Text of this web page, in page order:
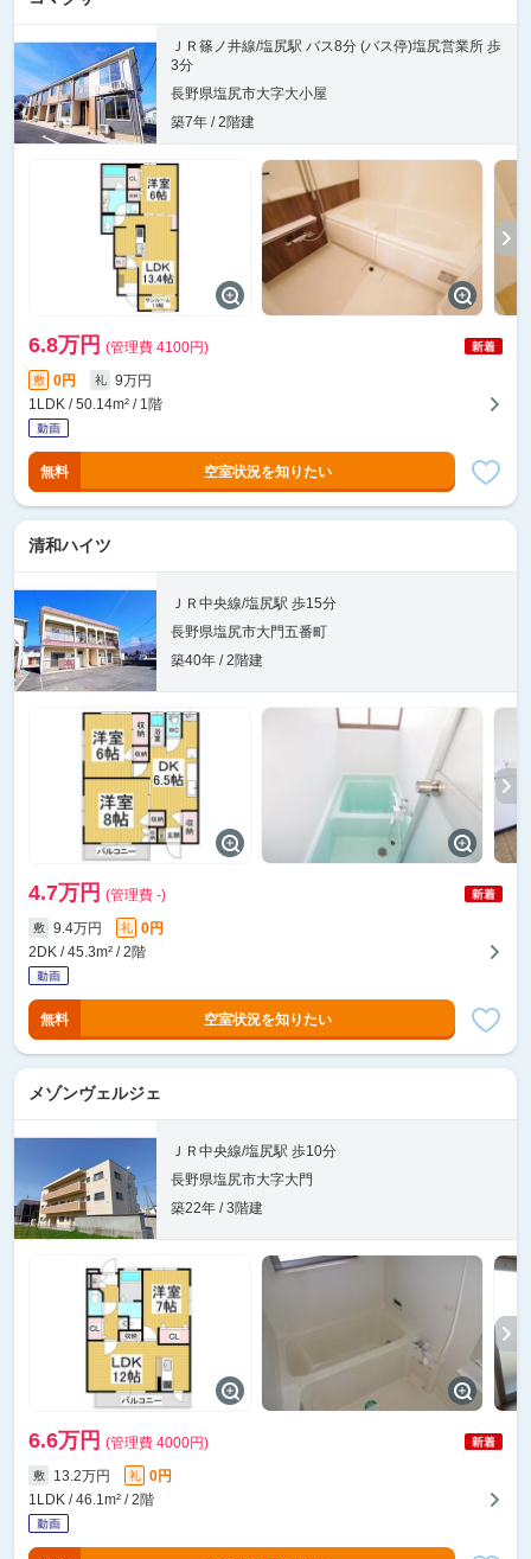
ＪＲ篠ノ井線/塩尻駅 バス8分 (バス停)塩尻営業所 歩
3分
長野県塩尻市大字大小屋
築7年 / 2階建
6.8万円 (管理費 4100円)
敷 0円 礼
9万円
1LDK / 50.14m² / 1階
無料 空室状況を知りたい
清和ハイツ
ＪＲ中央線/塩尻駅 歩15分
長野県塩尻市大門五番町
築40年 / 2階建
4.7万円 (管理費 -)
敷 9.4万円 礼
0円
2DK / 45.3m² / 2階
無料 空室状況を知りたい
メゾンヴェルジェ
ＪＲ中央線/塩尻駅 歩10分
長野県塩尻市大字大門
築22年 / 3階建
6.6万円 (管理費 4000円)
敷 13.2万円 礼
0円
1LDK / 46.1m² / 2階